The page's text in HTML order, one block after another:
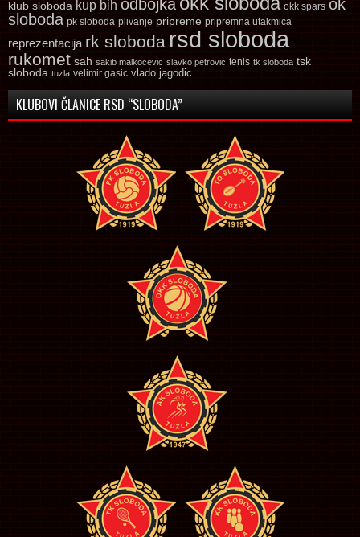
klub sloboda kup bih odbojka okk spars ok
sloboda pk sloboda plivanje pripreme pripremna utakmica
reprezentacija rk sloboda rsd sloboda
rukomet sah sakib malkocevic slavko petrovic tenis tk sloboda tsk
sloboda tuzla velimir gasic vlado jagodic
KLUBOVI ČLANICE RSD “SLOBODA”